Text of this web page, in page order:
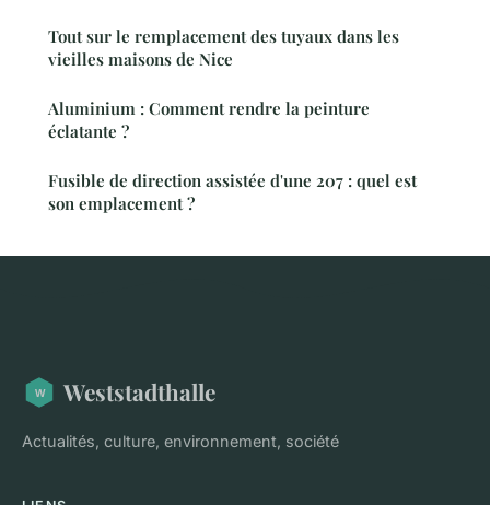
Tout sur le remplacement des tuyaux dans les
vieilles maisons de Nice
Aluminium : Comment rendre la peinture
éclatante ?
Fusible de direction assistée d'une 207 : quel est
son emplacement ?
Weststadthalle
Actualités, culture, environnement, société